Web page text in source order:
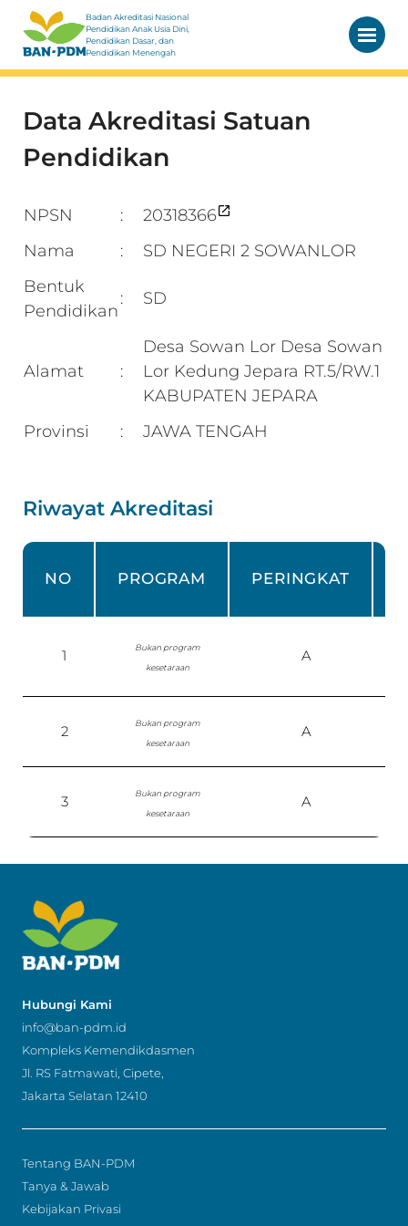
Badan Akreditasi Nasional
Pendidikan Anak Usia Dini,
Pendidikan Dasar, dan
Pendidikan Menengah
Data Akreditasi Satuan
Pendidikan
NPSN :
20318366
Nama
:
SD NEGERI 2 SOWANLOR
Bentuk
Pendidikan
: SD
Alamat :
Desa Sowan Lor Desa Sowan
Lor Kedung Jepara RT.5/RW.1
KABUPATEN JEPARA
Provinsi
: JAWA TENGAH
Riwayat Akreditasi
NO PROGRAM PERINGKAT
1
Bukan program
kesetaraan
A
2
Bukan program
kesetaraan
A
3
Bukan program
kesetaraan
A
Hubungi Kami
info@ban-pdm.id
Kompleks Kemendikdasmen
Jl. RS Fatmawati, Cipete,
Jakarta Selatan 12410
Tentang BAN-PDM
Tanya & Jawab
Kebijakan Privasi